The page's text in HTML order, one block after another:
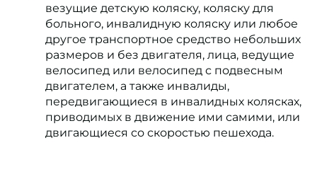
везущие детскую коляску, коляску для
больного, инвалидную коляску или любое
другое транспортное средство небольших
размеров и без двигателя, лица, ведущие
велосипед или велосипед с подвесным
двигателем, а также инвалиды,
передвигающиеся в инвалидных колясках,
приводимых в движение ими самими, или
двигающиеся со скоростью пешехода.